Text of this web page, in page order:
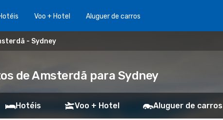
Voo + Hotel Aluguer de carros
- Sydney
de Amsterdã para Sydney
Hotéis Voo + Hotel Aluguer de carros